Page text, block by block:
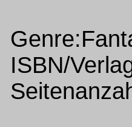
ISBN/